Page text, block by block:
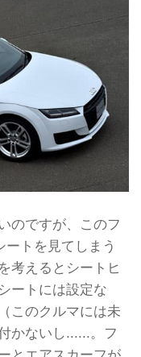
のですが、このフ
ートを見てしまう
考えるとシートヒ
ートには設定な
このクルマには未
かないし......。フ